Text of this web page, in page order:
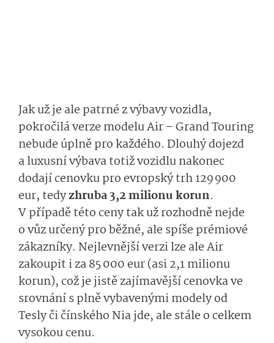
Jak už je ale patrné z výbavy vozidla,
pokročilá verze modelu Air – Grand Touring
nebude úplně pro každého. Dlouhý dojezd
a luxusní výbava totiž vozidlu nakonec
dodají cenovku pro evropský trh 129 900
eur, tedyzhruba 3,2 milionu korun.
V případě této ceny tak už rozhodně nejde
o vůz určený pro běžné, ale spíše prémiové
zákazníky. Nejlevnější verzi lze ale Air
zakoupit i za 85 000 eur (asi 2,1 milionu
korun), což je jistě zajímavější cenovka ve
srovnání s plně vybavenými modely od
Tesly či čínského Nia jde, ale stále o celkem
vysokou cenu.